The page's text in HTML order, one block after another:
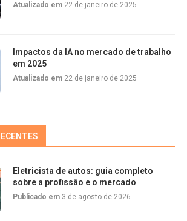
Atualizado em 22 de janeiro de 2025
Impactos da IA no mercado de trabalho
em 2025
Atualizado em 22 de janeiro de 2025
Eletricista de autos: guia completo
sobre a profissão e o mercado
Publicado em 3 de agosto de 2026